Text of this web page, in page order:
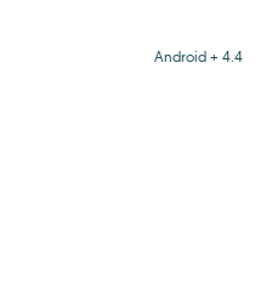
Android + 4.4